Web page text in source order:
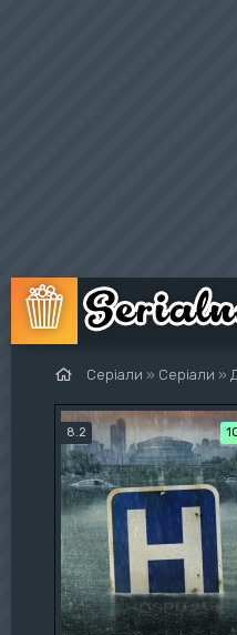
Серіали » Серіали »
8.2